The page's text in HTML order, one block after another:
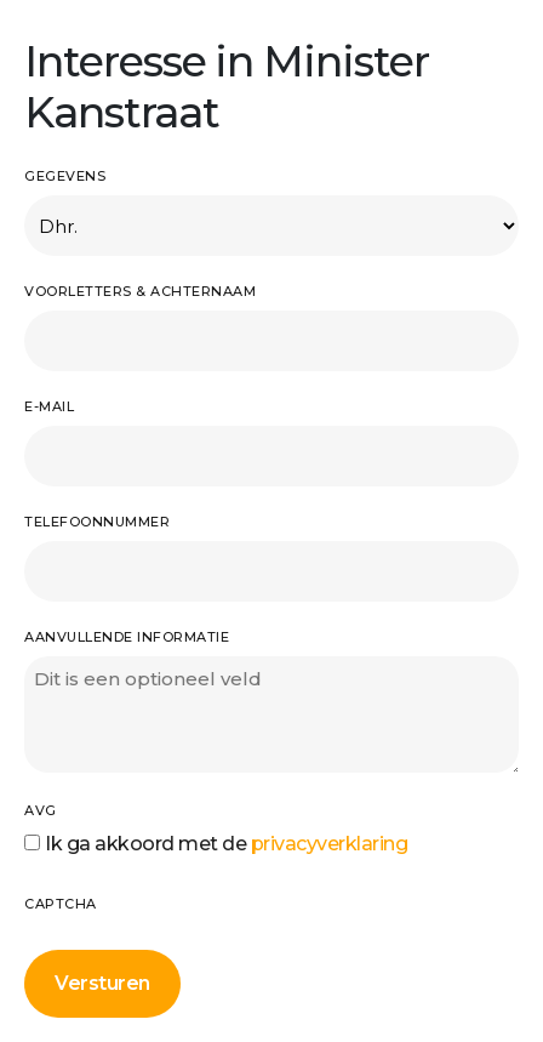
Interesse in Minister
Kanstraat
GEGEVENS
VOORLETTERS & ACHTERNAAM
E-MAIL
TELEFOONNUMMER
AANVULLENDE INFORMATIE
AVG
Ik ga akkoord met de privacyverklaring
CAPTCHA